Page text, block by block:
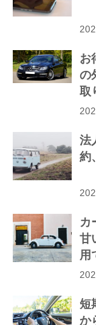
お
の
取
介
法
約
カ
甘
用
短
か